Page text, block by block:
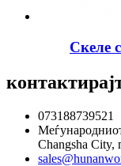
Скеле
073188739521
Changsha City,